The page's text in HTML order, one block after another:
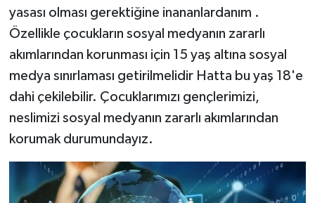
yasası olması gerektiğine inananlardanım .
Özellikle çocukların sosyal medyanın zararlı
akımlarından korunması için 15 yaş altına sosyal
medya sınırlaması getirilmelidir Hatta bu yaş 18'e
dahi çekilebilir. Çocuklarımızı gençlerimizi,
neslimizi sosyal medyanın zararlı akımlarından
korumak durumundayız.